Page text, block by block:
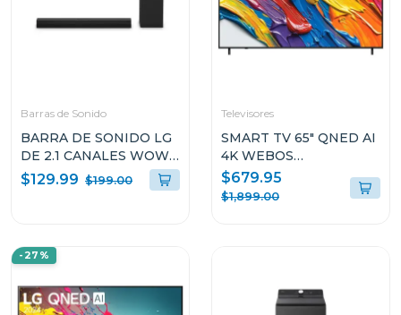
Barras de Sonido
BARRA DE SONIDO LG
DE 2.1 CANALES WOW
ORCHESTRA E
INTERFAZ 140W S30A
$129.99 $199.00
Televisores
SMART TV 65" QNED AI
4K WEBOS
65QNED82ASG
$679.95
$1,899.00
-27%